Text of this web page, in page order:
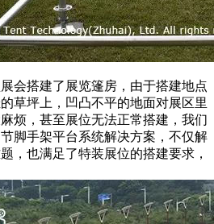
会搭建了展览篷房，由于搭建地点
草坪上，凹凸不平的地面对展区里
烦，甚至展位无法正常搭建，我们
脚手架平台系统解决方案，不仅解
，也满足了特装展位的搭建要求，